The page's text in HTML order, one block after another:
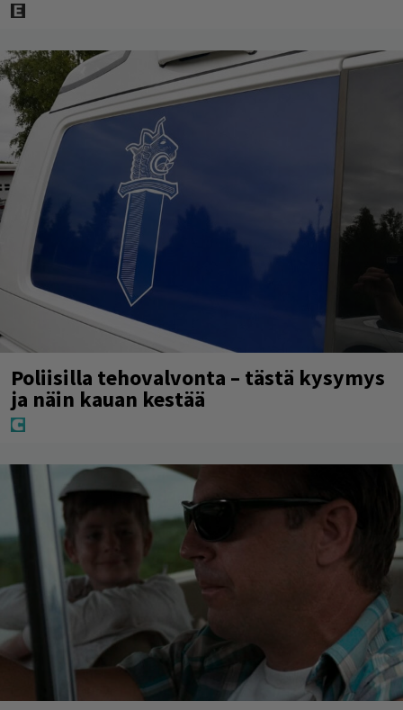
Poliisilla tehovalvonta – tästä kysymys
ja näin kauan kestää